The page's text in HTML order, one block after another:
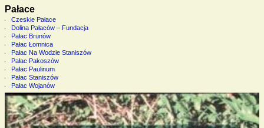
Pałace
Czeskie Pałace
Dolina Pałaców – Fundacja
Pałac Brunów
Pałac Łomnica
Pałac Na Wodzie Staniszów
Pałac Pakoszów
Pałac Paulinum
Pałac Staniszów
Pałac Wojanów